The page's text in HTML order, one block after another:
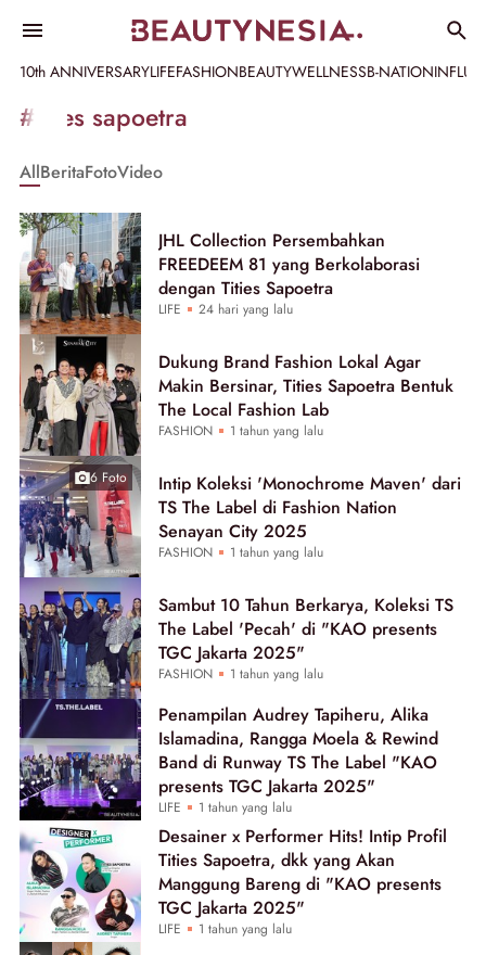
10th ANNIVERSARYLIFEFASHIONBEAUTYWELLNESSB-NATION
Informasi
[GET_DATA_TITLE]
Beautynesia
#tities sapoetra
AllBeritaFotoVideo
JHL Collection Persembahkan
FREEDEEM 81 yang Berkolaborasi
dengan Tities Sapoetra
LIFE 24 hari yang lalu
Dukung Brand Fashion Lokal Agar
Makin Bersinar, Tities Sapoetra Bentuk
The Local Fashion Lab
FASHION 1 tahun yang lalu
6 Foto
Intip Koleksi 'Monochrome Maven' dari
TS The Label di Fashion Nation
Senayan City 2025
FASHION 1 tahun yang lalu
Sambut 10 Tahun Berkarya, Koleksi TS
The Label 'Pecah' di "KAO presents
TGC Jakarta 2025"
FASHION 1 tahun yang lalu
Penampilan Audrey Tapiheru, Alika
Islamadina, Rangga Moela & Rewind
Band di Runway TS The Label "KAO
presents TGC Jakarta 2025"
LIFE 1 tahun yang lalu
Desainer x Performer Hits! Intip Profil
Tities Sapoetra, dkk yang Akan
Manggung Bareng di "KAO presents
TGC Jakarta 2025"
LIFE 1 tahun yang lalu